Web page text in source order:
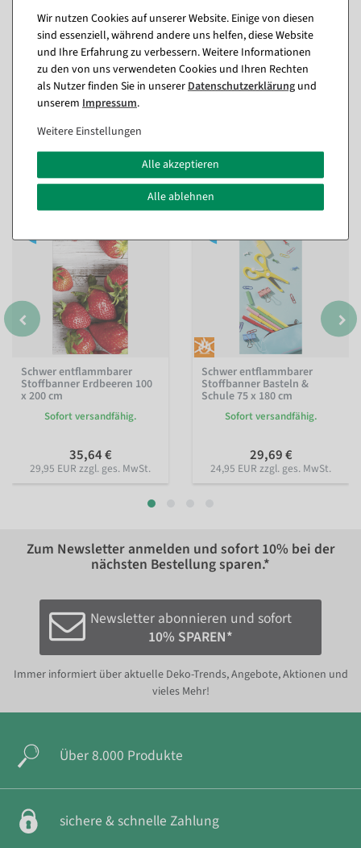
Kontaktieren Sie uns, wenn Sie die Zertifikate für Ihre Dokumente
benötigen.
Fragen zum Artikel
Passende Artikel zu diesem Produkt
(8)
Schwer entflammbarer
Stoffbanner Erdbeeren 100
x 200 cm
Sofort versandfähig.
35,64 €
29,95 EUR zzgl. ges. MwSt.
Schwer entflammbarer
Stoffbanner Basteln &
Schule 75 x 180 cm
Sofort versandfähig.
29,69 €
24,95 EUR zzgl. ges. MwSt.
Zum Newsletter anmelden und sofort 10% bei der
nächsten Bestellung sparen.*
Newsletter abonnieren und sofort
10% SPAREN*
Immer informiert über aktuelle Deko-Trends, Angebote, Aktionen und
vieles Mehr!
Über 8.000 Produkte
sichere & schnelle Zahlung
Wir nutzen Cookies auf unserer Website. Einige von diesen
sind essenziell, während andere uns helfen, diese Website
und Ihre Erfahrung zu verbessern. Weitere Informationen
zu den von uns verwendeten Cookies und Ihren Rechten
als Nutzer finden Sie in unsererDaten­schutz­erklärung und
unserem Impressum.
Weitere Einstellungen
Alle akzeptieren
Alle ablehnen